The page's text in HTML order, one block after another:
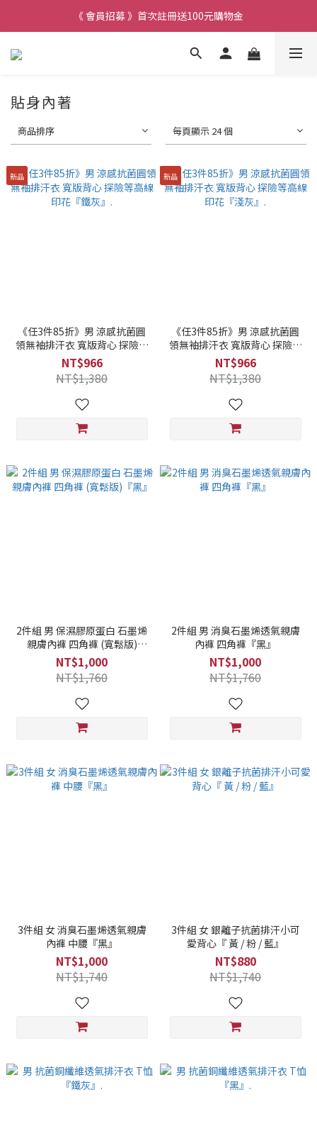
《 會員招募 》首次註冊送100元購物金
貼身內著
商品排序 每頁顯示 24 個
新品
《任3件85折》男 涼感抗菌圓
領無袖排汗衣 寬版背心 探險等
高線印花『鐵灰』.
NT$966
NT$1,380
新品
《任3件85折》男 涼感抗菌圓
領無袖排汗衣 寬版背心 探險等
高線印花『淺灰』.
NT$966
NT$1,380
2件組 男 保濕膠原蛋白 石墨烯
親膚內褲 四角褲 (寬鬆版)
『黑』
NT$1,000
NT$1,760
2件組 男 消臭石墨烯透氣親膚
內褲 四角褲『黑』
NT$1,000
NT$1,760
3件組 女 消臭石墨烯透氣親膚
內褲 中腰『黑』
NT$1,000
NT$1,740
3件組 女 銀離子抗菌排汗小可
愛背心『 黃 / 粉 / 藍』
NT$880
NT$1,740